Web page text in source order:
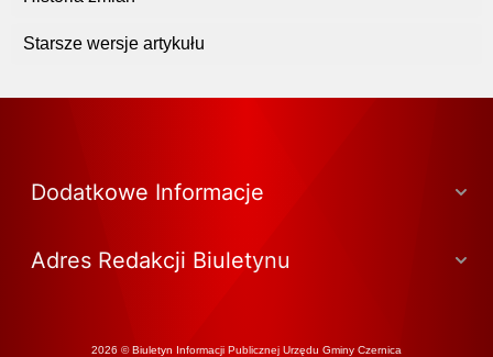
Starsze wersje artykułu
Dodatkowe Informacje
Adres Redakcji Biuletynu
2026 © Biuletyn Informacji Publicznej Urzędu Gminy Czernica